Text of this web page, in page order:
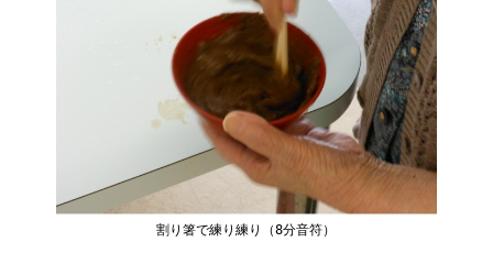
割り箸で練り練り（8分音符）